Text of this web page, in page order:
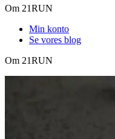
Om 21RUN
Min konto
Se vores blog
Om 21RUN